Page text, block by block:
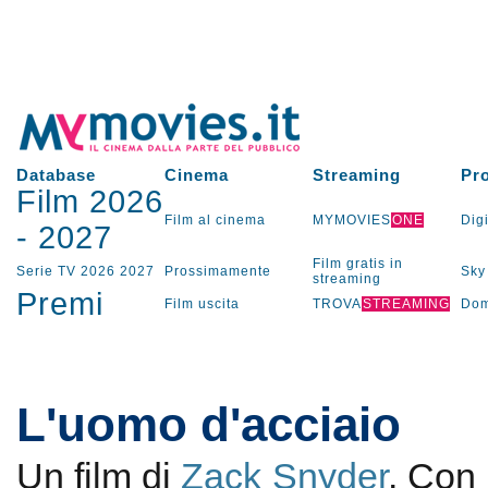
Database Cinema Streaming
Film 2026
- 2027 Film al cinema MYMOVIESONE
Serie TV 2026 2027 Prossimamente
Film gratis in
streaming
Sky
Premi Film uscita TROVASTREAMING
L'uomo d'acciaio
Un film di Zack Snyder. Con